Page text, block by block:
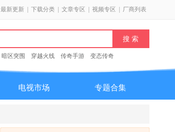
最新更新 下载分类 文章专区 视频专区 厂商列表
暗区突围 穿越火线 传奇手游 变态传奇
电视市场 专题合集